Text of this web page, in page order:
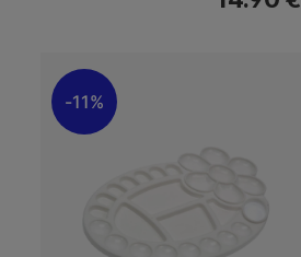
11%